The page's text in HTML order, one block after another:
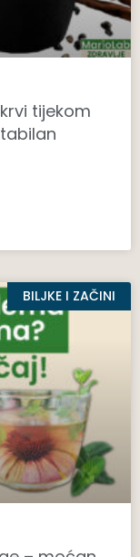
tijekom
BILJKE I ZAČINI